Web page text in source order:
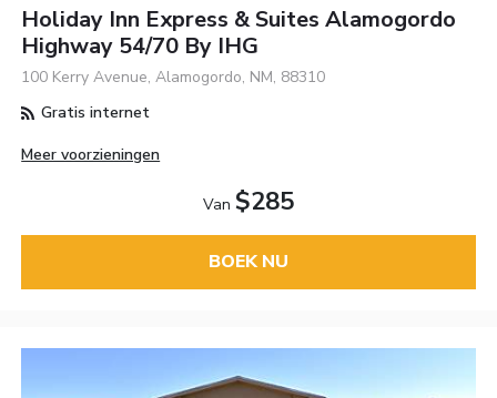
Holiday Inn Express & Suites Alamogordo
Highway 54/70 By IHG
100 Kerry Avenue, Alamogordo, NM, 88310
Gratis internet
Meer voorzieningen
Van $285
BOEK NU